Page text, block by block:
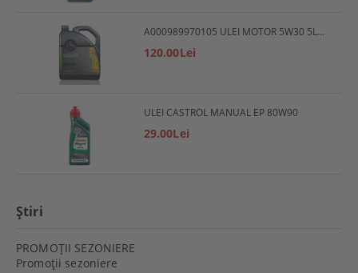
A000989970105 ULEI MOTOR 5W30 5L MERCEDES
120.00Lei
ULEI CASTROL MANUAL EP 80W90
29.00Lei
Ştiri
PROMOŢII SEZONIERE
Promoţii sezoniere